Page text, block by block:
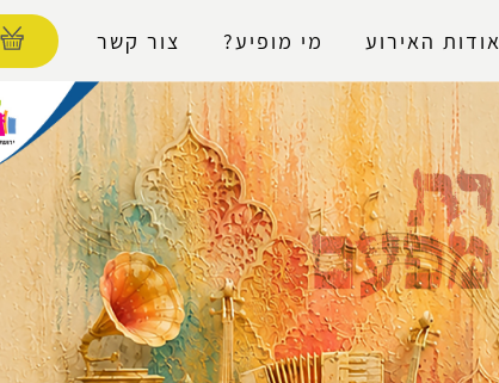
אודות האירוע מי מופיע? צור קשר